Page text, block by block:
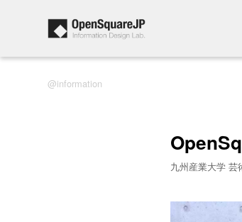
information
九州産業大学 芸